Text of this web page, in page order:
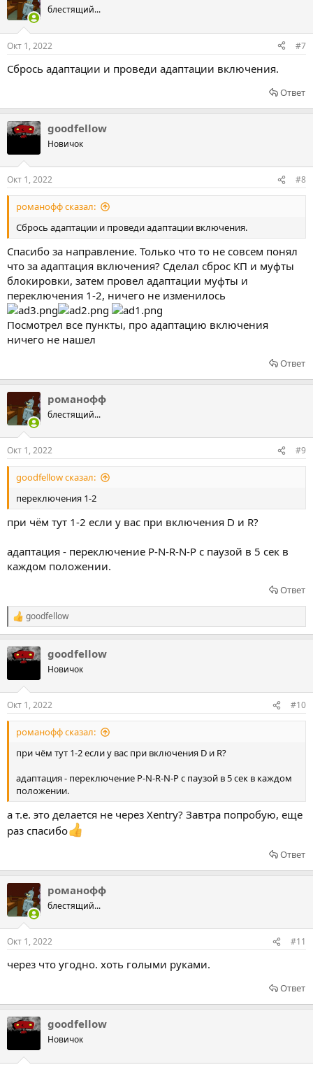
блестящий...
Окт 1, 2022 #7
Сбрось адаптации и проведи адаптации включения.
Ответ
goodfellow
Новичок
Окт 1, 2022 #8
романофф сказал:
Сбрось адаптации и проведи адаптации включения.
Спасибо за направление. Только что то не совсем понял
что за адаптация включения? Сделал сброс КП и муфты
блокировки, затем провел адаптации муфты и
переключения 1-2, ничего не изменилось
Посмотрел все пункты, про адаптацию включения
ничего не нашел
Ответ
романофф
блестящий...
Окт 1, 2022 #9
goodfellow сказал:
переключения 1-2
при чём тут 1-2 если у вас при включения D и R?
адаптация - переключение P-N-R-N-P с паузой в 5 сек в
каждом положении.
Ответ
Р
е
к
ц
goodfellow
goodfellow
Новичок
Окт 1, 2022 #10
романофф сказал:
при чём тут 1-2 если у вас при включения D и R?
адаптация - переключение P-N-R-N-P с паузой в 5 сек в каждом
положении.
а т.е. это делается не через Xentry? Завтра попробую, еще
раз спасибо
Ответ
романофф
блестящий...
Окт 1, 2022 #11
через что угодно. хоть голыми руками.
Ответ
goodfellow
Новичок